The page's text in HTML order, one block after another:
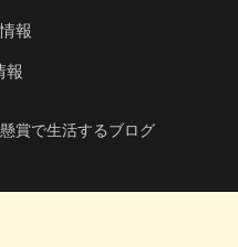
報
報
賞で生活するブログ